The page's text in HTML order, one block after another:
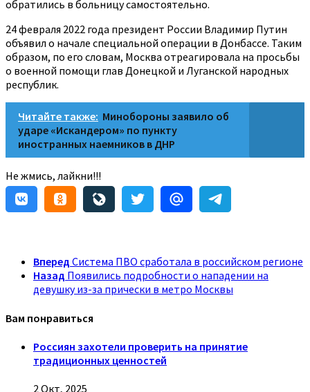
обратились в больницу самостоятельно.
24 февраля 2022 года президент России Владимир Путин
объявил о начале специальной операции в Донбассе. Таким
образом, по его словам, Москва отреагировала на просьбы
о военной помощи глав Донецкой и Луганской народных
республик.
Читайте также: Минобороны заявило об
ударе «Искандером» по пункту
иностранных наемников в ДНР
Не жмись, лайкни!!!
Вперед Система ПВО сработала в российском регионе
Назад Появились подробности о нападении на
девушку из-за прически в метро Москвы
Вам понравиться
Россиян захотели проверить на принятие
традиционных ценностей
2 Окт, 2025